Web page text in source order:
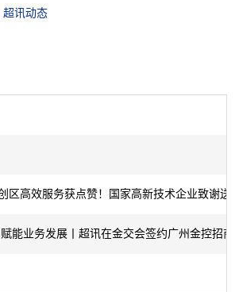
超讯动态
区高效服务获点赞！国家高新技术企业致谢送
能业务发展丨超讯在金交会签约广州金控招商